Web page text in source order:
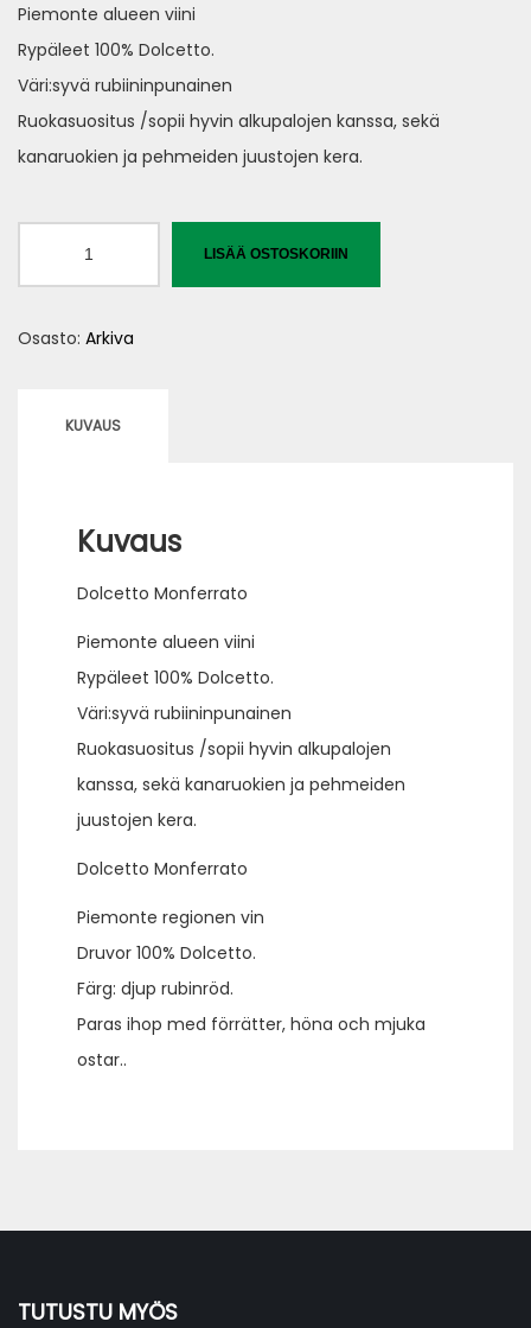
Piemonte alueen viini
Rypäleet 100% Dolcetto.
Väri:syvä rubiininpunainen
Ruokasuositus /sopii hyvin alkupalojen kanssa, sekä
kanaruokien ja pehmeiden juustojen kera.
LISÄÄ OSTOSKORIIN
Osasto: Arkiva
KUVAUS
Kuvaus
Dolcetto Monferrato
Piemonte alueen viini
Rypäleet 100% Dolcetto.
Väri:syvä rubiininpunainen
Ruokasuositus /sopii hyvin alkupalojen
kanssa, sekä kanaruokien ja pehmeiden
juustojen kera.
Dolcetto Monferrato
Piemonte regionen vin
Druvor 100% Dolcetto.
Färg: djup rubinröd.
Paras ihop med förrätter, höna och mjuka
ostar..
TUTUSTU MYÖS